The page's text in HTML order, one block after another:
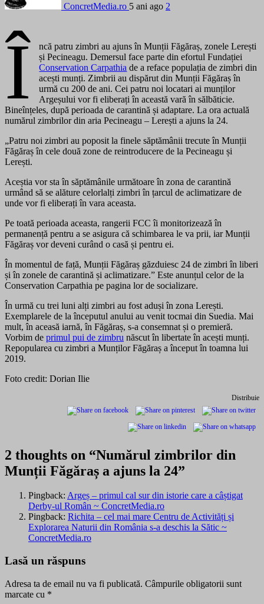
ConcretMedia.ro 5 ani ago 2
Î
ncă patru zimbri au ajuns în Munții Făgăraș, zonele Lerești
și Pecineagu. Demersul face parte din efortul Fundației
Conservation Carpathia de a reface populația de zimbri din
acești munți. Zimbrii au dispărut din Munții Făgăraș în
urmă cu 200 de ani. Cei patru noi locatari ai munților
Argeșului vor fi eliberați în această vară în sălbăticie.
Bineînțeles, după perioada de carantină și adaptare. La ora actuală
numărul zimbrilor din aria Pecineagu – Lerești a ajuns la 24.
„Patru noi zimbri au poposit la finele săptămânii trecute în Munții
Făgăraș în cele două zone de reintroducere de la Pecineagu și
Lerești.
Aceștia vor sta în săptămânile următoare în zona de carantină
urmând să se alăture celorlalți zimbri în țarcul de aclimatizare de
unde vor fi eliberați în vara aceasta.
Pe toată perioada aceasta, rangerii FCC îi monitorizează în
permanență pentru a se asigura că schimbarea le va prii, iar Munții
Făgăraș vor deveni curând o casă și pentru ei.
În momentul de față, Munții Făgăraș găzduiesc 24 de zimbri în liberi
și în zonele de carantină și aclimatizare.” Este anunțul celor de la
Conservation Carpathia pe pagina lor de socializare.
În urmă cu trei luni alți zimbri au fost aduși în zona Lerești.
Exemplarele de la începutul anului au venit tocmai din Suedia. Mai
mult, în aceasă iarnă, în Făgăraș, s-a consemnat și o premieră.
Vorbim de primul pui de zimbru născut în libertate în acești munți.
Repopularea cu zimbri a Munților Făgăraș a început în toamna lui
2019.
Foto credit: Dorian Ilie
Distribuie
2 thoughts on “Numărul zimbrilor din
Munții Făgăraș a ajuns la 24”
Pingback: Argeș – primul cal sur din istorie care a câștigat
Derby-ul Român ~ ConcretMedia.ro
Pingback: Richita – cel mai mare Centru de Activități și
Explorarea Naturii din România s-a deschis la Sătic ~
ConcretMedia.ro
Lasă un răspuns
Adresa ta de email nu va fi publicată. Câmpurile obligatorii sunt
marcate cu *